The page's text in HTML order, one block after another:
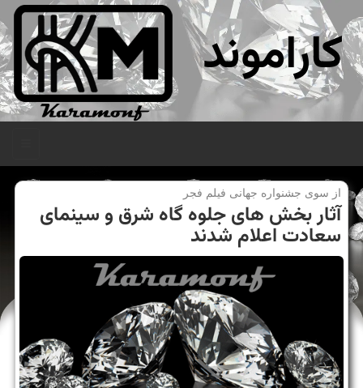
کاراموند
از سوی جشنواره جهانی فیلم فجر
آثار بخش های جلوه گاه شرق و سینمای
سعادت اعلام شدند